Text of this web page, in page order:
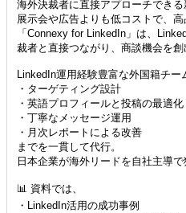
海外決裁者に直接アプローチできる
展示会や広告よりも低コストで、高
「Connexy for LinkedIn」は、
裁者と直接つながり、商談機会を創
LinkedIn運用経験豊富な外国籍チー
・ターゲティング設計
・英語プロフィールと投稿の最適化
・丁寧なメッセージ運用
・月次レポートによる改善
までを一貫して代行。
日本企業が海外リードを自社主導
📊 資料では、
・LinkedIn活用の成功事例